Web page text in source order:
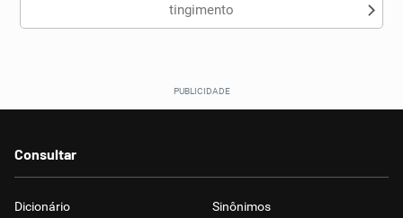
tingimento
Consultar
Dicionário Sinônimos